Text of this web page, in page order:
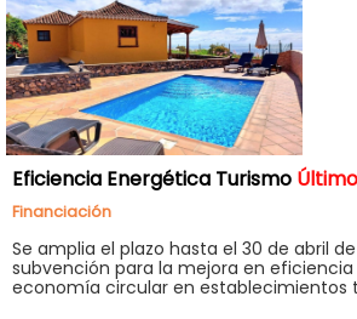
Eficiencia Energética Turismo
Financiación
Se amplia el plazo hasta el 30 de abril
subvención para la mejora en
economía circular en establecimientos